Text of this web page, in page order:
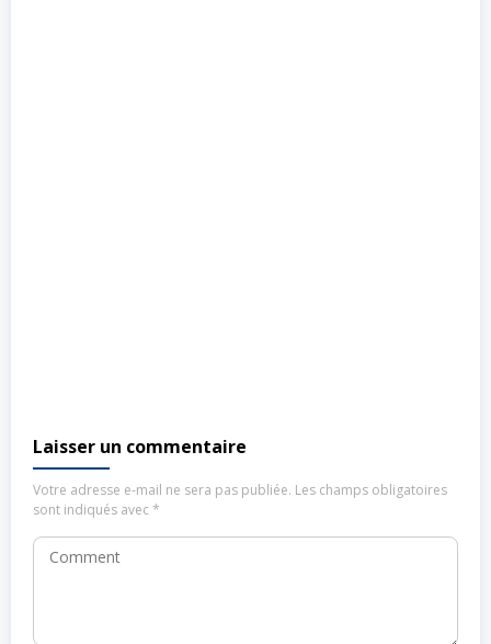
Laisser un commentaire
Votre adresse e-mail ne sera pas publiée. Les champs obligatoires
sont indiqués avec*